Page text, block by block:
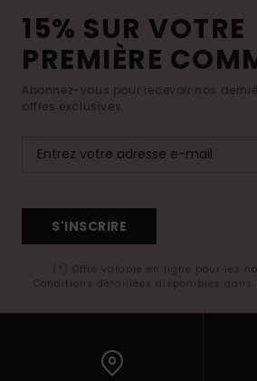
15% SUR VOTRE
PREMIÈRE
Abonnez-vous pour recevoir nos
offres exclusives.
S'INSCRIRE
(*) Offre valable en ligne pour les
Conditions détaillées disponibles dans